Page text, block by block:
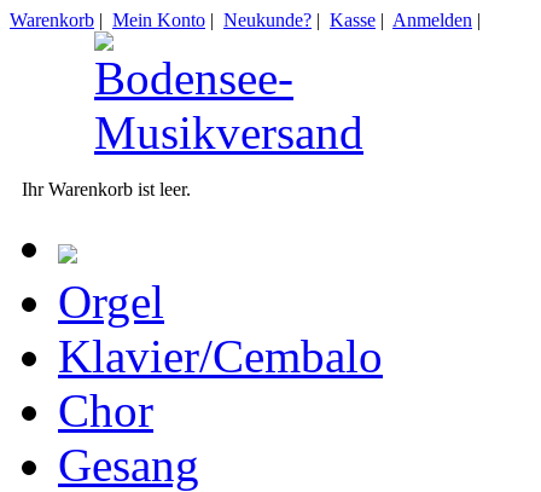
Warenkorb | Mein Konto | Neukunde? | Kasse | Anmelden |
Ihr Warenkorb ist leer.
Orgel
Klavier/Cembalo
Chor
Gesang